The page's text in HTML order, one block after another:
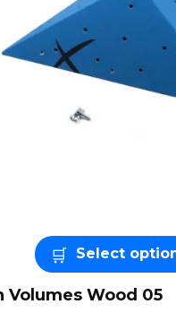
Select
Volumes Wood 05